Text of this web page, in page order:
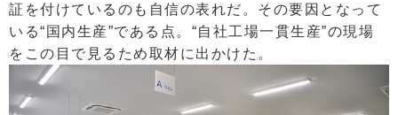
証を付けているのも自信の表れだ。その要因となって
いる“国内生産”である点。“自社工場一貫生産”の現場
をこの目で見るため取材に出かけた。